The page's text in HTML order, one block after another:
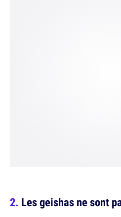
Les geishas ne sont